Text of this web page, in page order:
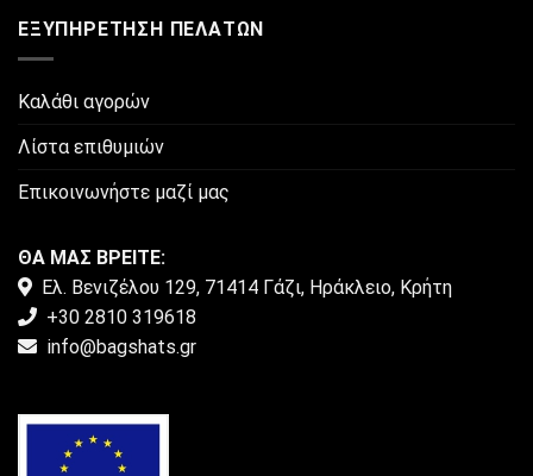
ΕΞΥΠΗΡΈΤΗΣΗ ΠΕΛΑΤΏΝ
Καλάθι αγορών
Λίστα επιθυμιών
Επικοινωνήστε μαζί μας
ΘΑ ΜΑΣ ΒΡΕΙΤΕ:
Ελ. Βενιζέλου 129, 71414 Γάζι, Ηράκλειο, Κρήτη
+30 2810 319618
info@bagshats.gr